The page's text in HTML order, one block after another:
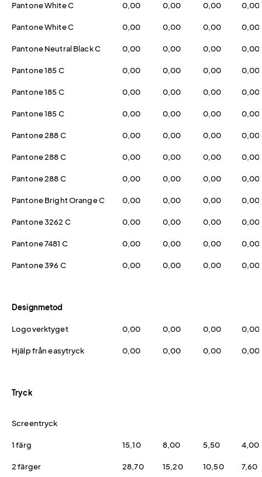
Pantone White C 0,00 0,00 0,00 0,00
Pantone White C 0,00 0,00 0,00 0,00
Pantone Neutral Black C 0,00 0,00 0,00 0,00
Pantone 185 C 0,00 0,00 0,00 0,00
Pantone 185 C 0,00 0,00 0,00 0,00
Pantone 185 C 0,00 0,00 0,00 0,00
Pantone 288 C 0,00 0,00 0,00 0,00
Pantone 288 C 0,00 0,00 0,00 0,00
Pantone 288 C 0,00 0,00 0,00 0,00
Pantone Bright Orange C 0,00 0,00 0,00 0,00
Pantone 3262 C 0,00 0,00 0,00 0,00
Pantone 7481 C 0,00 0,00 0,00 0,00
Pantone 396 C 0,00 0,00 0,00 0,00
Designmetod
Logoverktyget 0,00 0,00 0,00 0,00
Hjälp från easytryck 0,00 0,00 0,00 0,00
Tryck
Screentryck
1 färg 15,10 8,00 5,50 4,00
2 färger 28,70 15,20 10,50 7,60